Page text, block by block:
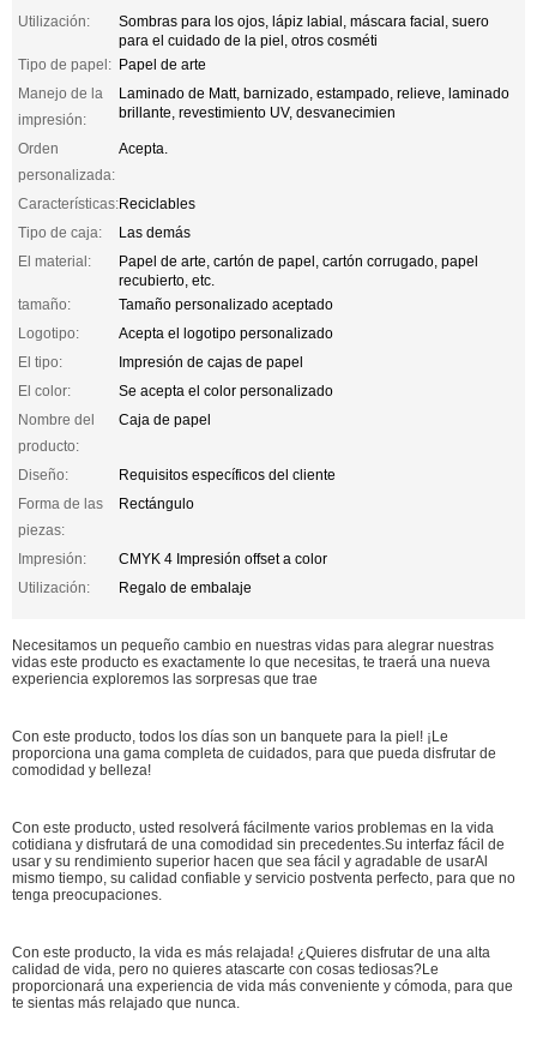
Utilización:
Sombras para los ojos, lápiz labial, máscara facial, suero
para el cuidado de la piel, otros cosméti
Tipo de papel: Papel de arte
Manejo de la
impresión:
Laminado de Matt, barnizado, estampado, relieve, laminado
brillante, revestimiento UV, desvanecimien
Orden
personalizada:
Acepta.
Características:Reciclables
Tipo de caja:
Las demás
El material:
Papel de arte, cartón de papel, cartón corrugado, papel
recubierto, etc.
tamaño:
Tamaño personalizado aceptado
Logotipo:
Acepta el logotipo personalizado
El tipo:
Impresión de cajas de papel
El color:
Se acepta el color personalizado
Nombre del
producto:
Caja de papel
Diseño:
Requisitos específicos del cliente
Forma de las
piezas:
Rectángulo
Impresión:
CMYK 4 Impresión offset a color
Utilización:
Regalo de embalaje
Necesitamos un pequeño cambio en nuestras vidas para alegrar nuestras
vidas este producto es exactamente lo que necesitas, te traerá una nueva
experiencia exploremos las sorpresas que trae
Con este producto, todos los días son un banquete para la piel! ¡Le
proporciona una gama completa de cuidados, para que pueda disfrutar de
comodidad y belleza!
Con este producto, usted resolverá fácilmente varios problemas en la vida
cotidiana y disfrutará de una comodidad sin precedentes.Su interfaz fácil de
usar y su rendimiento superior hacen que sea fácil y agradable de usarAl
mismo tiempo, su calidad confiable y servicio postventa perfecto, para que no
tenga preocupaciones.
Con este producto, la vida es más relajada! ¿Quieres disfrutar de una alta
calidad de vida, pero no quieres atascarte con cosas tediosas?Le
proporcionará una experiencia de vida más conveniente y cómoda, para que
te sientas más relajado que nunca.